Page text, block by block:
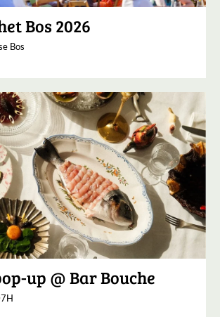
Bos 2026
Bos
up @ Bar Bouche